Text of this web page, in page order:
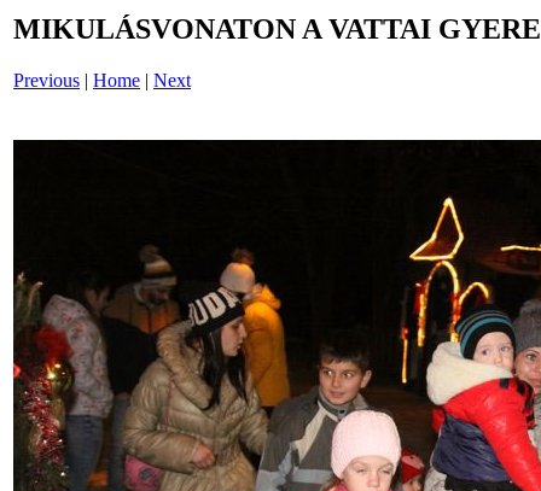
MIKULÁSVONATON A VATTAI
Previous | Home | Next